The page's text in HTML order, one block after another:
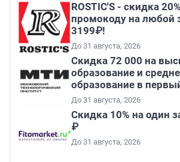
ROSTIC'S - скидка
промокоду на любой
3199₽!
До 31 августа, 2026
Скидка 72 000 на
образование и
образование в
До 31 августа, 2026
Скидка 10% на один
₽
До 31 августа, 2026